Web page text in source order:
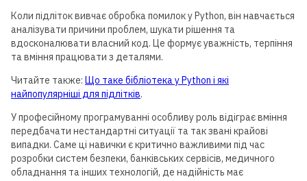
Коли підліток вивчає обробка помилок у Python, він навчається
аналізувати причини проблем, шукати рішення та
вдосконалювати власний код. Це формує уважність, терпіння
та вміння працювати з деталями.
Читайте также: Що таке бібліотека у Python і які
найпопулярніші для підлітків.
У професійному програмуванні особливу роль відіграє вміння
передбачати нестандартні ситуації та так звані крайові
випадки. Саме ці навички є критично важливими під час
розробки систем безпеки, банківських сервісів, медичного
обладнання та інших технологій, де надійність має